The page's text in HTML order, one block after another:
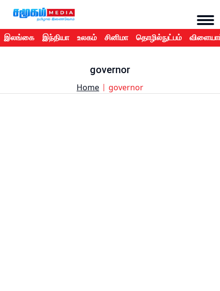
இலங்கை இந்தியா உலகம் சினிமா தொழில்நுட்பம்
governor
Home governor